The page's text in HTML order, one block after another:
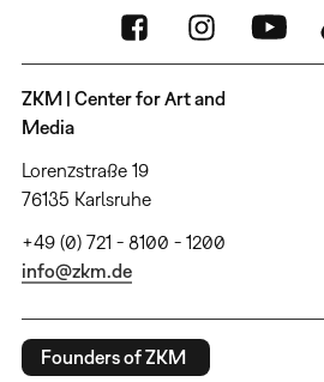
ZKM | Center for Art and
Media
Lorenzstraße 19
76135 Karlsruhe
+49 (0) 721 - 8100 - 1200
info@zkm.de
Founders of ZKM